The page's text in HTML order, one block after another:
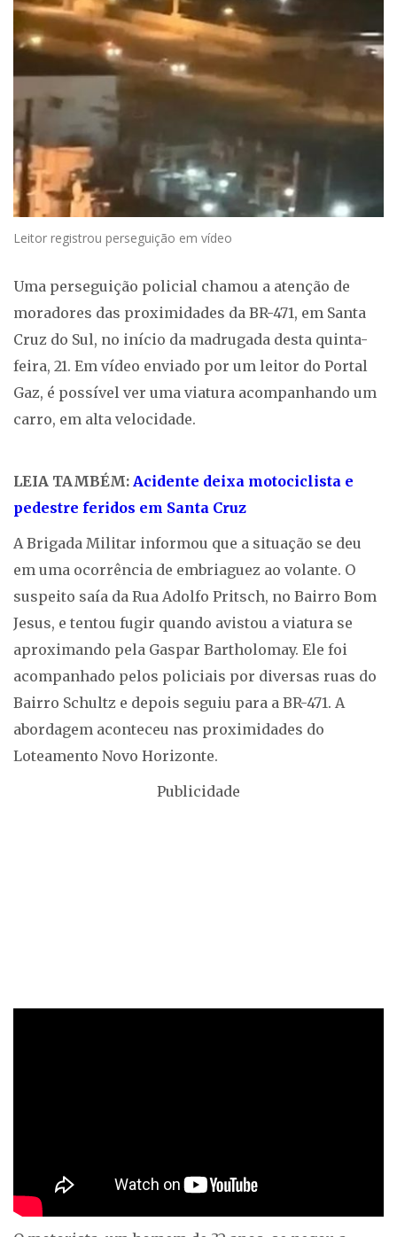
Leitor registrou perseguição em vídeo
Uma perseguição policial chamou a atenção de
moradores das proximidades da BR-471, em Santa
Cruz do Sul, no início da madrugada desta quinta-
feira, 21. Em vídeo enviado por um leitor do Portal
Gaz, é possível ver uma viatura acompanhando um
carro, em alta velocidade.
LEIA TAMBÉM: Acidente deixa motociclista e
pedestre feridos em Santa Cruz
A Brigada Militar informou que a situação se deu
em uma ocorrência de embriaguez ao volante. O
suspeito saía da Rua Adolfo Pritsch, no Bairro Bom
Jesus, e tentou fugir quando avistou a viatura se
aproximando pela Gaspar Bartholomay. Ele foi
acompanhado pelos policiais por diversas ruas do
Bairro Schultz e depois seguiu para a BR-471. A
abordagem aconteceu nas proximidades do
Loteamento Novo Horizonte.
Publicidade